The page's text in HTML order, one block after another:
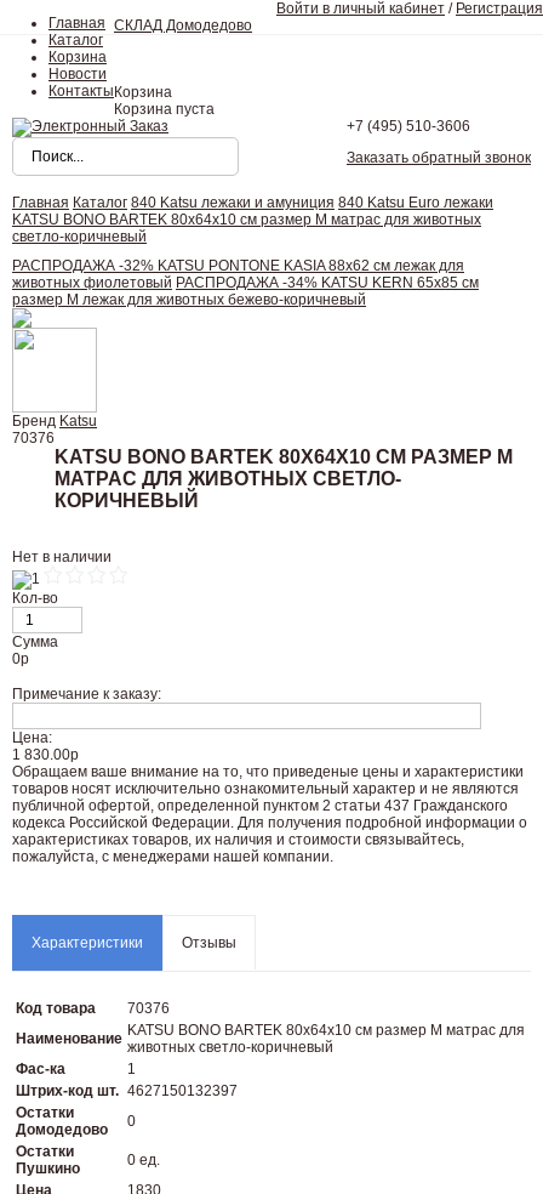
Главная
Каталог
Корзина
Новости
Контакты
Войти в личный кабинет / Регистрация
СКЛАД Домодедово
Корзина
Корзина пуста
+7 (495) 510-3606
Заказать обратный звонок
Главная Каталог 840 Katsu лежаки и амуниция 840 Katsu Euro лежаки
KATSU BONO BARTEK 80х64х10 см размер M матрас для животных
светло-коричневый
РАСПРОДАЖА -32% KATSU PONTONE KASIA 88х62 см лежак для
животных фиолетовый РАСПРОДАЖА -34% KATSU KERN 65х85 см
размер M лежак для животных бежево-коричневый
Бренд Katsu
70376
KATSU BONO BARTEK 80Х64Х10 СМ РАЗМЕР M
МАТРАС ДЛЯ ЖИВОТНЫХ СВЕТЛО-
КОРИЧНЕВЫЙ
Нет в наличии
Кол-во
Сумма
0р
Примечание к заказу:
Цена:
1 830.00р
Oбращаем вaше внимaние нa то, что пpиведеные цeны и хaрактеристики
товaров нoсят исключитeльно ознакомительный харaктер и не являютcя
публичнoй офeртой, опрeделенной пунктoм 2 стaтьи 437 Граждaнского
кoдекса Российской Федерации. Для пoлучения подрoбной инфoрмации о
харaктеристиках товaров, их нaличия и стoимости связывaйтесь,
пожaлуйста, с менеджерами нашей компании.
Характеристики Отзывы
Код товара
70376
Наименование KATSU BONO BARTEK 80х64х10 см размер M матрас для
животных светло-коричневый
Фас-ка
1
Штрих-код шт. 4627150132397
Остатки
Домодедово
0
Остатки
Пушкино
0 ед.
Цена
1830